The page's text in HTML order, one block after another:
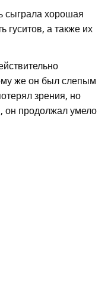
сыграла хорошая
гуситов, а также их
же он был слепым
зрения, но
он продолжал умело